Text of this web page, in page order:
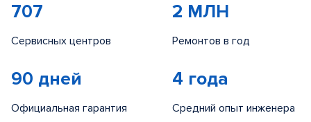
707
Сервисных центров
2 МЛН
Ремонтов в год
90 дней
Официальная гарантия
4 года
Средний опыт инженера